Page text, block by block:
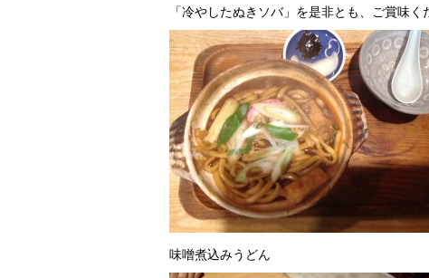
「冷やしたぬきソバ」を是非とも、ご賞味く
味噌煮込みうどん